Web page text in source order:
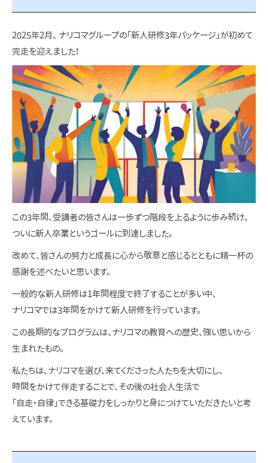
2025年2月、 ナリコマグループの「新人研修3年パッケージ」が初めて
完走を迎えました！
この3年間、受講者の皆さんは一歩ずつ階段を上るように歩み続け、
ついに新人卒業というゴールに到達しました。
改めて、皆さんの努力と成長に心から敬意と感じるとともに精一杯の
感謝を述べたいと思います。
一般的な新人研修は1年間程度で終了することが多い中、
ナリコマでは3年間をかけて新人研修を行っています。
この長期的なプログラムは、ナリコマの教育への歴史、強い思いから
生まれたもの。
私たちは、ナリコマを選び、来てくださった人たちを大切にし、
時間をかけて伴走することで、その後の社会人生活で
「自走・自律」できる基礎力をしっかりと身につけていただきたいと考
えています。